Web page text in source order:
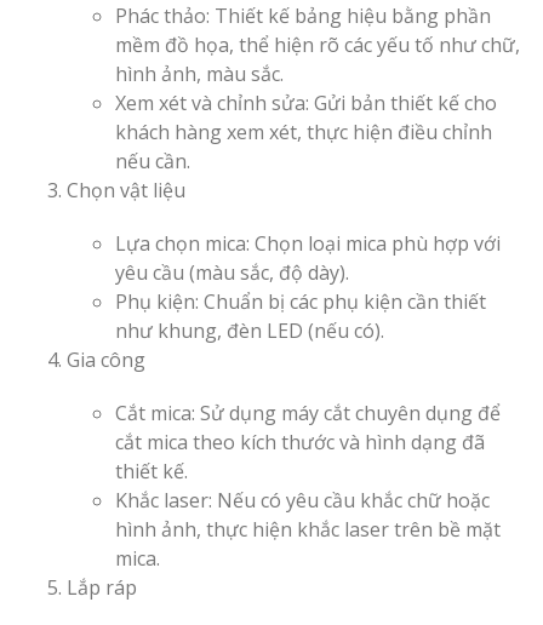
Phác thảo: Thiết kế bảng hiệu bằng phần
mềm đồ họa, thể hiện rõ các yếu tố như chữ,
hình ảnh, màu sắc.
Xem xét và chỉnh sửa: Gửi bản thiết kế cho
khách hàng xem xét, thực hiện điều chỉnh
nếu cần.
Chọn vật liệu
Lựa chọn mica: Chọn loại mica phù hợp với
yêu cầu (màu sắc, độ dày).
Phụ kiện: Chuẩn bị các phụ kiện cần thiết
như khung, đèn LED (nếu có).
Gia công
Cắt mica: Sử dụng máy cắt chuyên dụng để
cắt mica theo kích thước và hình dạng đã
thiết kế.
Khắc laser: Nếu có yêu cầu khắc chữ hoặc
hình ảnh, thực hiện khắc laser trên bề mặt
mica.
Lắp ráp